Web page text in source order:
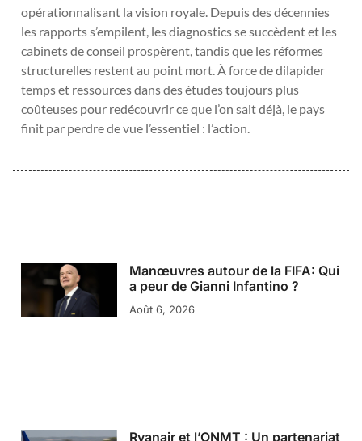
opérationnalisant la vision royale. Depuis des décennies
les rapports s’empilent, les diagnostics se succèdent et les
cabinets de conseil prospèrent, tandis que les réformes
structurelles restent au point mort. À force de dilapider
temps et ressources dans des études toujours plus
coûteuses pour redécouvrir ce que l’on sait déjà, le pays
finit par perdre de vue l’essentiel : l’action.
Manœuvres autour de la FIFA: Qui
a peur de Gianni Infantino ?
Août 6, 2026
Ryanair et l’ONMT : Un partenariat